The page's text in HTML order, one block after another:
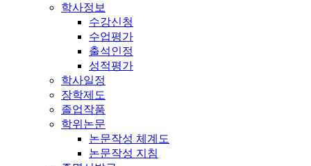
학사정보
수강신청
수업평가
출석인정
성적평가
학사일정
장학제도
졸업작품
학위논문
논문작성 체계도
논문작성 지침